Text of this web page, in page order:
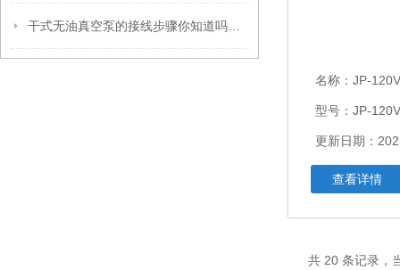
名称： JP-120V/JP-120H
型号：JP-
更新日期：
查看详情
共 20 条记录